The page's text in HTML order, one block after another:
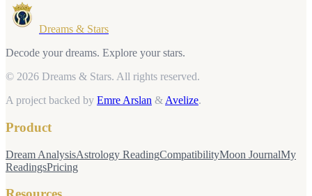
Dreams & Stars
Decode your dreams. Explore your stars.
© 2026 Dreams & Stars. All rights reserved.
A project backed by Emre Arslan & Avelize.
Product
Dream AnalysisAstrology ReadingCompatibilityMoon JournalMy
ReadingsPricing